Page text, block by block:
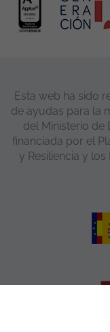
Esta web ha sido
de ayudas para la
del Ministerio de
financiada por el
y Resiliencia y